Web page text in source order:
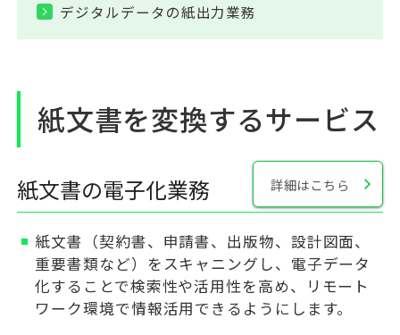
デジタルデータの紙出力業務
紙文書を変換するサービス
紙文書の電子化業務 詳細はこちら
紙文書（契約書、申請書、出版物、設計図面、
重要書類など）をスキャニングし、電子データ
化することで検索性や活用性を高め、リモート
ワーク環境で情報活用できるようにします。